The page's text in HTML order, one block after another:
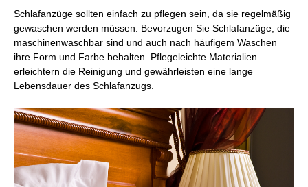
Schlafanzüge sollten einfach zu pflegen sein, da sie regelmäßig
gewaschen werden müssen. Bevorzugen Sie Schlafanzüge, die
maschinenwaschbar sind und auch nach häufigem Waschen
ihre Form und Farbe behalten. Pflegeleichte Materialien
erleichtern die Reinigung und gewährleisten eine lange
Lebensdauer des Schlafanzugs.